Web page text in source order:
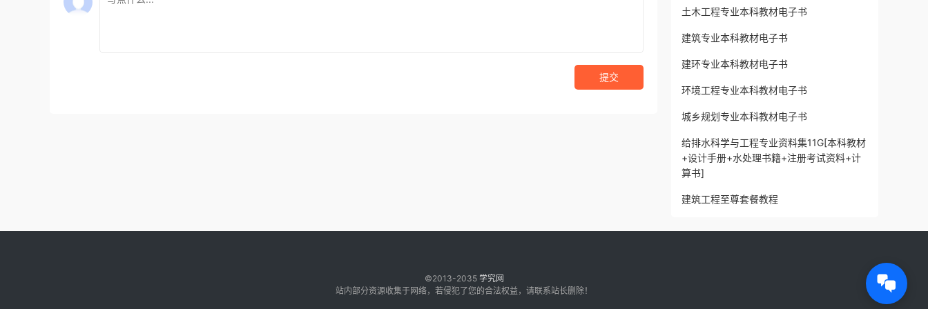
提交
土木工程专业本科教材电子书
建筑专业本科教材电子书
建环专业本科教材电子书
环境工程专业本科教材电子书
城乡规划专业本科教材电子书
给排水科学与工程专业资料集11G[本科教材
+设计手册+水处理书籍+注册考试资料+计
算书]
建筑工程至尊套餐教程
©2013-2035 学究网
站内部分资源收集于网络，若侵犯了您的合法权益，请联系站长删除！